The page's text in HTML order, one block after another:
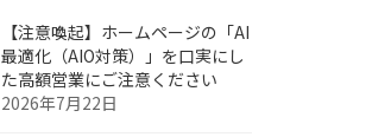
【注意喚起】ホームページの「AI
最適化（AIO対策）」を口実にし
た高額営業にご注意ください
2026年7月22日